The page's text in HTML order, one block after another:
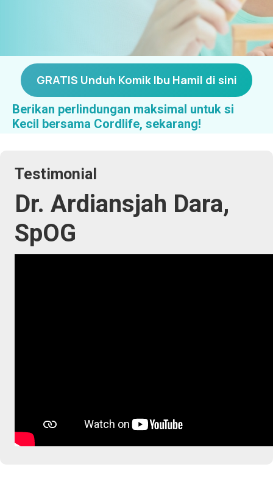
GRATIS Unduh Komik Ibu Hamil di sini
Berikan perlindungan maksimal untuk si
Kecil bersama Cordlife, sekarang!
Testimonial
Dr. Ardiansjah Dara,
SpOG